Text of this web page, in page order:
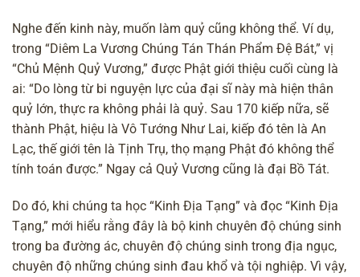
Nghe đến kinh này, muốn làm quỷ cũng không thể. Ví dụ,
trong “Diêm La Vương Chúng Tán Thán Phẩm Đệ Bát,” vị
“Chủ Mệnh Quỷ Vương,” được Phật giới thiệu cuối cùng là
ai: “Do lòng từ bi nguyện lực của đại sĩ này mà hiện thân
quỷ lớn, thực ra không phải là quỷ. Sau 170 kiếp nữa, sẽ
thành Phật, hiệu là Vô Tướng Như Lai, kiếp đó tên là An
Lạc, thế giới tên là Tịnh Trụ, thọ mạng Phật đó không thể
tính toán được.” Ngay cả Quỷ Vương cũng là đại Bồ Tát.
Do đó, khi chúng ta học “Kinh Địa Tạng” và đọc “Kinh Địa
Tạng,” mới hiểu rằng đây là bộ kinh chuyên độ chúng sinh
trong ba đường ác, chuyên độ chúng sinh trong địa ngục,
chuyên độ những chúng sinh đau khổ và tội nghiệp. Vì vậy,